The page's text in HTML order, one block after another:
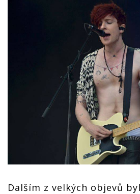
Dalším z velkých objevů